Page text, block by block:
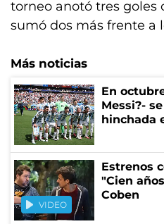
torneo anotó tres goles
sumó dos más frente a
Más noticias
En
Messi?-
hinchada
VIDEO
Estrenos
"Cien
Coben